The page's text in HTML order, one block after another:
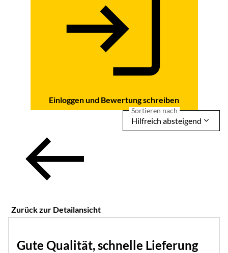
Einloggen und Bewertung schreiben
Zurück zur Detailansicht
Sortieren nach
Hilfreich absteigend
Gute Qualität, schnelle Lieferung